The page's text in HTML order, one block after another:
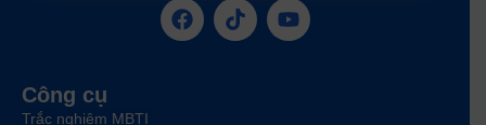
Công cụ
Trắc nghiệm MBTI